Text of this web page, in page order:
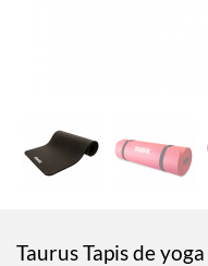
Taurus Tapis de yoga